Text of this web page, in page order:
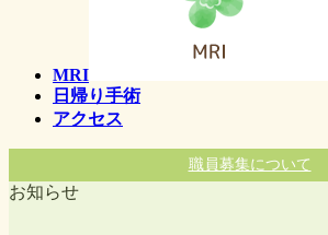
MRI
日帰り手術
アクセス
職員募集について
お知らせ